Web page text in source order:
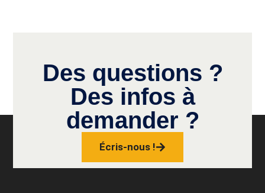
Des questions ?
Des infos à
demander ?
Écris-nous !